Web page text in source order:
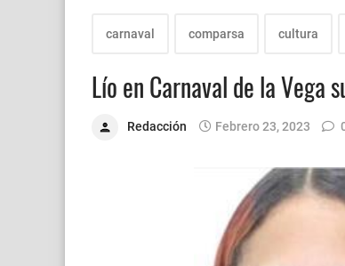
carnaval comparsa cultura
Lío en Carnaval de la Vega
Redacción Febrero 23, 2023